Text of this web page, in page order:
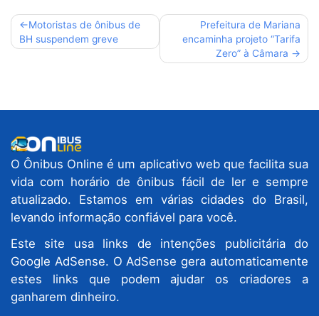
Navegação
de
Motoristas de ônibus de
BH suspendem greve
Prefeitura de Mariana
encaminha projeto “Tarifa
Zero” à Câmara
O Ônibus Online é um aplicativo web que facilita sua
vida com horário de ônibus fácil de ler e sempre
atualizado. Estamos em várias cidades do Brasil,
levando informação confiável para você.
Este site usa links de intenções publicitária do
Google AdSense. O AdSense gera automaticamente
estes links que podem ajudar os criadores a
ganharem dinheiro.